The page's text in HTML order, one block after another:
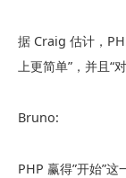
据 Craig 估计，
上更简单”，并且“
Bruno:
PHP 赢得”开始”